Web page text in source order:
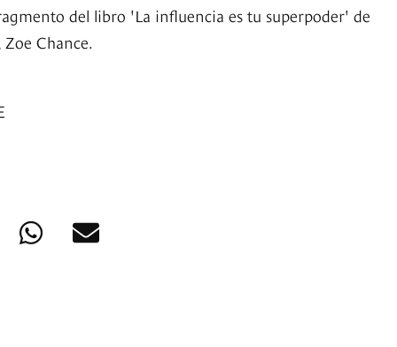
del libro 'La influencia es tu superpoder' de
Chance.